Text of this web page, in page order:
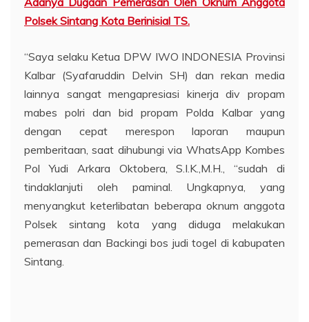
Polsek Sintang Kota Berinisial TS.
“Saya selaku Ketua DPW IWO INDONESIA Provinsi
Kalbar (Syafaruddin Delvin SH) dan rekan media
lainnya sangat mengapresiasi kinerja div propam
mabes polri dan bid propam Polda Kalbar yang
dengan cepat merespon laporan maupun
pemberitaan, saat dihubungi via WhatsApp Kombes
Pol Yudi Arkara Oktobera, S.I.K.,M.H., “sudah di
tindaklanjuti oleh paminal. Ungkapnya, yang
menyangkut keterlibatan beberapa oknum anggota
Polsek sintang kota yang diduga melakukan
pemerasan dan Backingi bos judi togel di kabupaten
Sintang.